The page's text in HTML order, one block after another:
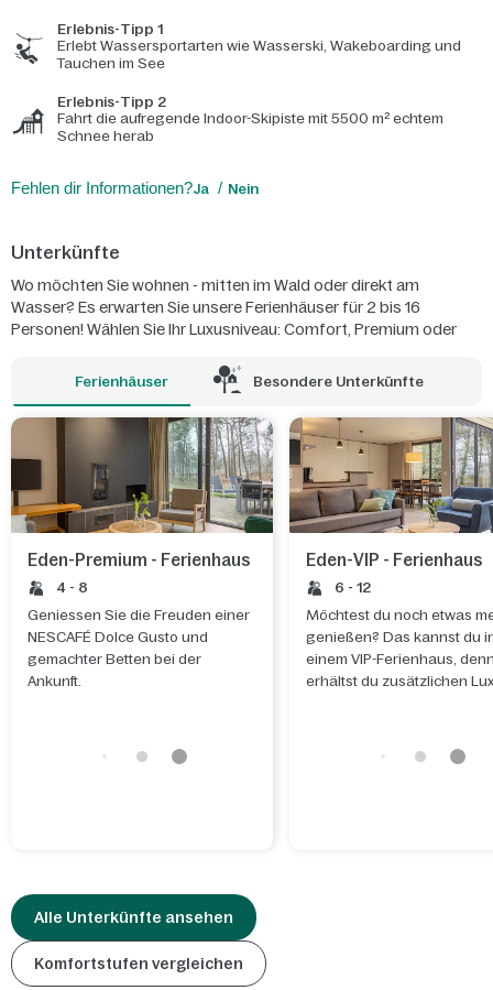
Erlebnis-Tipp 1
Erlebt Wassersportarten wie Wasserski, Wakeboarding und
Tauchen im See
Erlebnis-Tipp 2
Fahrt die aufregende Indoor-Skipiste mit 5500 m² echtem
Schnee herab
Fehlen dir Informationen?Ja Nein
Unterkünfte
Wo möchten Sie wohnen - mitten im Wald oder direkt am
Wasser? Es erwarten Sie unsere Ferienhäuser für 2 bis 16
Personen! Wählen Sie Ihr Luxusniveau: Comfort, Premium oder
großen, lichtdurchfluteten Eden-Ferienhaus, einem Hausboot auf
dem See oder einem Abenteurer-Ferienhaus?
Ferienhäuser Besondere Unterkünfte
Eden-Premium - Ferienhaus
4 - 8
Geniessen Sie die Freuden einer
NESCAFÉ Dolce Gusto und
gemachter Betten bei der
Ankunft.
Eden-VIP - Ferienhaus
6 - 12
Möchtest du noch etwas
genießen? Das kannst du
einem VIP-Ferienhaus,
erhältst du zusätzlichen
Alle Unterkünfte ansehen
Komfortstufen vergleichen